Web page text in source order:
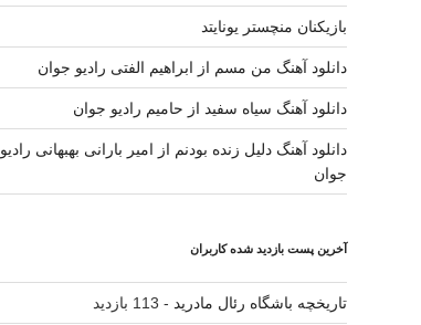
بازیکنان منچستر یونایتد
دانلود آهنگ من مسم از ابراهیم الفتی رادیو جوان
دانلود آهنگ سیاه سفید از حامیم رادیو جوان
دانلود آهنگ دلیل زنده بودنم از امیر بارانی بهبهانی رادیو
جوان
آخرین پست بازدید شده کاربران
تاریخچه باشگاه رئال مادرید - 113 بازدید